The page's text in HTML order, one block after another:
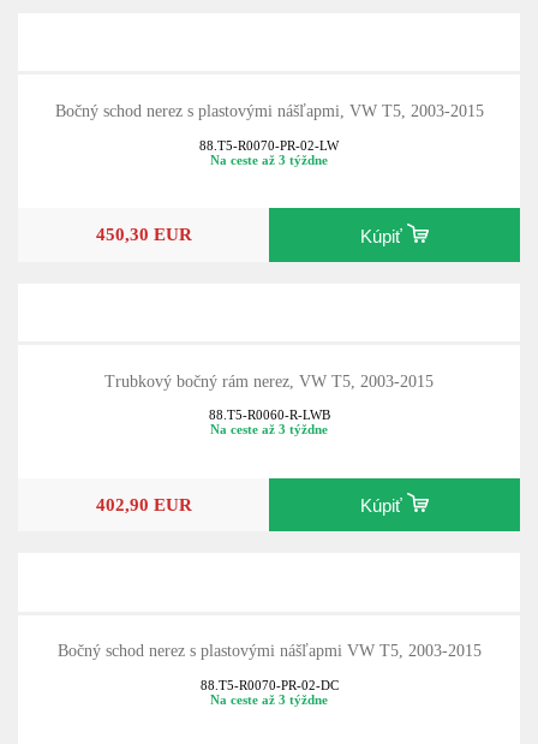
Bočný schod nerez s plastovými nášľapmi, VW T5, 2003-2015
88.T5-R0070-PR-02-LW
Na ceste až 3 týždne
450,30 EUR Kúpiť
Trubkový bočný rám nerez, VW T5, 2003-2015
88.T5-R0060-R-LWB
Na ceste až 3 týždne
402,90 EUR Kúpiť
Bočný schod nerez s plastovými nášľapmi VW T5, 2003-2015
88.T5-R0070-PR-02-DC
Na ceste až 3 týždne